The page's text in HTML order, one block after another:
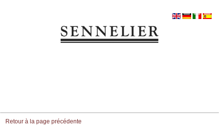
Retour à la page précédente